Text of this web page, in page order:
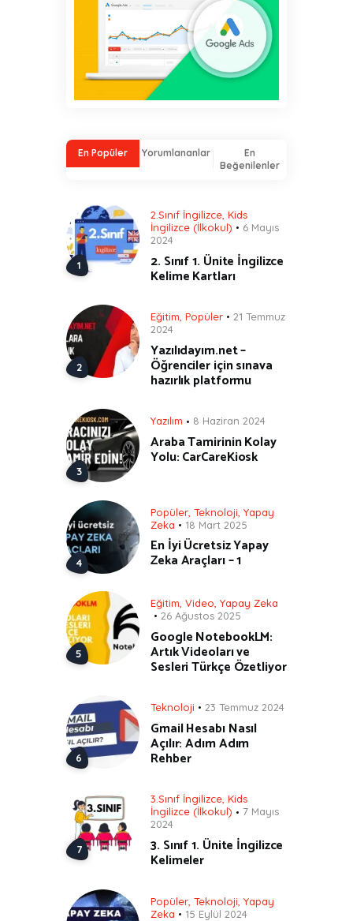
En Popüler Yorumlananlar
En
Beğenilenler
2.Sınıf İngilizce Kids
İngilizce (İlkokul)
6 Mayıs
2024
2. Sınıf 1. Ünite İngilizce
Kelime Kartları
Eğitim Popüler
21 Temmuz
2024
Yazılıdayım.net –
Öğrenciler için sınava
hazırlık platformu
Yazılım 8 Haziran 2024
Araba Tamirinin Kolay
Yolu: CarCareKiosk
Popüler Teknoloji Yapay
Zeka
18 Mart 2025
En İyi Ücretsiz Yapay
Zeka Araçları – 1
Eğitim Video Yapay Zeka
26 Ağustos 2025
Google NotebookLM:
Artık Videoları ve
Sesleri Türkçe Özetliyor
Teknoloji 23 Temmuz 2024
Gmail Hesabı Nasıl
Açılır: Adım Adım
Rehber
3.Sınıf İngilizce, Kids
İngilizce (İlkokul)
7 Mayıs
2024
3. Sınıf 1. Ünite İngilizce
Kelimeler
Popüler Teknoloji Yapay
Zeka
15 Eylül 2024